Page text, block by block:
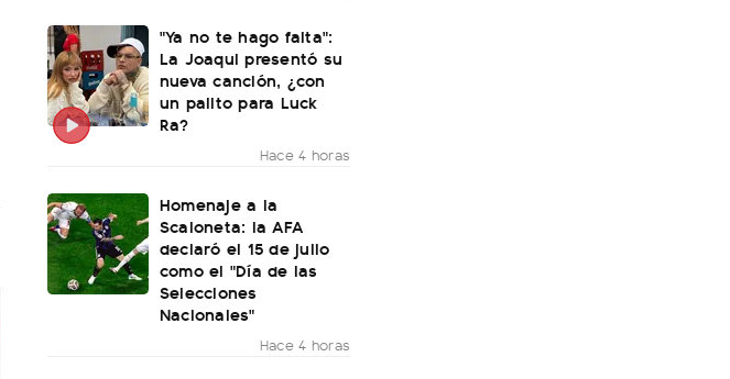
"Ya no te hago falta":
La Joaqui presentó su
nueva canción, ¿con
un palito para Luck
Ra?
Hace 4 horas
Homenaje a la
Scaloneta: la AFA
declaró el 15 de julio
como el "Día de las
Selecciones
Nacionales"
Hace 4 horas